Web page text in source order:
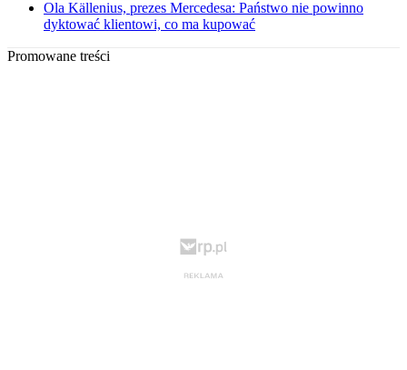
Ola Källenius, prezes Mercedesa: Państwo nie powinno
dyktować klientowi, co ma kupować
Promowane treści